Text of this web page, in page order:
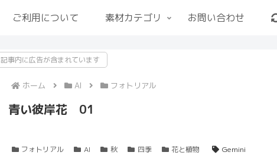
ご利用について 素材カテゴリ お問い合わせ
記事内に広告が含まれています
ホーム AI フォトリアル
青い彼岸花 01
フォトリアル AI 秋 四季 花と植物 Gemini